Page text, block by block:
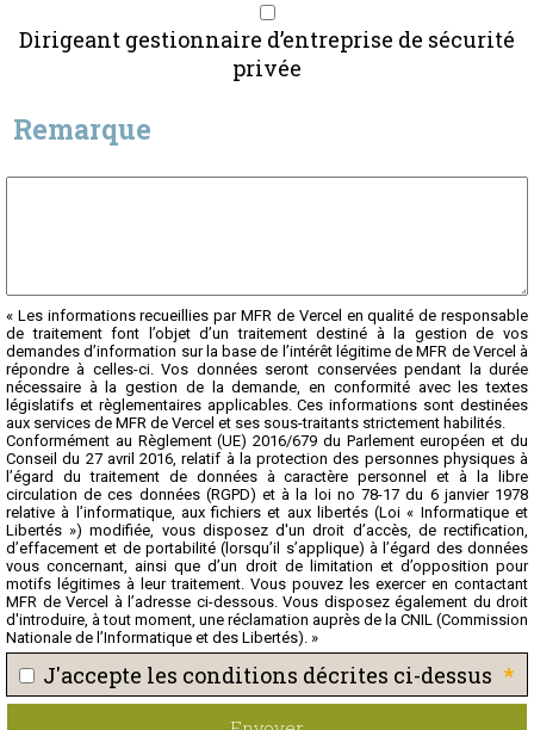
Dirigeant gestionnaire d’entreprise de sécurité
privée
Remarque
« Les informations recueillies par MFR de Vercel en qualité de responsable
de traitement font l’objet d’un traitement destiné à la gestion de vos
demandes d’information sur la base de l’intérêt légitime de MFR de Vercel à
répondre à celles-ci. Vos données seront conservées pendant la durée
nécessaire à la gestion de la demande, en conformité avec les textes
législatifs et règlementaires applicables. Ces informations sont destinées
aux services de MFR de Vercel et ses sous-traitants strictement habilités.
Conformément au Règlement (UE) 2016/679 du Parlement européen et du
Conseil du 27 avril 2016, relatif à la protection des personnes physiques à
l’égard du traitement de données à caractère personnel et à la libre
circulation de ces données (RGPD) et à la loi no 78-17 du 6 janvier 1978
relative à l’informatique, aux fichiers et aux libertés (Loi « Informatique et
Libertés ») modifiée, vous disposez d'un droit d’accès, de rectification,
d’effacement et de portabilité (lorsqu’il s’applique) à l’égard des données
vous concernant, ainsi que d’un droit de limitation et d’opposition pour
motifs légitimes à leur traitement. Vous pouvez les exercer en contactant
MFR de Vercel à l’adresse ci-dessous. Vous disposez également du droit
d'introduire, à tout moment, une réclamation auprès de la CNIL (Commission
Nationale de l’Informatique et des Libertés). »
J'accepte les conditions décrites ci-dessus *